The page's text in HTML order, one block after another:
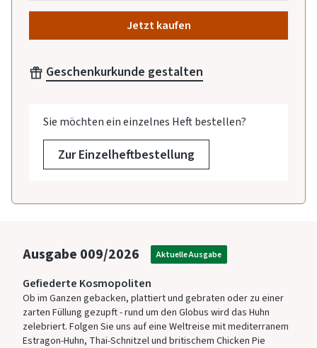
Jetzt kaufen
Geschenkurkunde gestalten
Sie möchten ein einzelnes Heft bestellen?
Zur Einzelheftbestellung
Ausgabe 009/2026 Aktuelle Ausgabe
Gefiederte Kosmopoliten
Ob im Ganzen gebacken, plattiert und gebraten oder zu einer
zarten Füllung gezupft - rund um den Globus wird das Huhn
zelebriert. Folgen Sie uns auf eine Weltreise mit mediterranem
Estragon-Huhn, Thai-Schnitzel und britischem Chicken Pie